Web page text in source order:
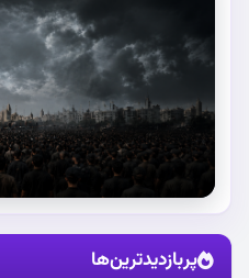
استقبال از آقای شهید ایران
مشاهده اخبار
پربازدیدترین‌ها